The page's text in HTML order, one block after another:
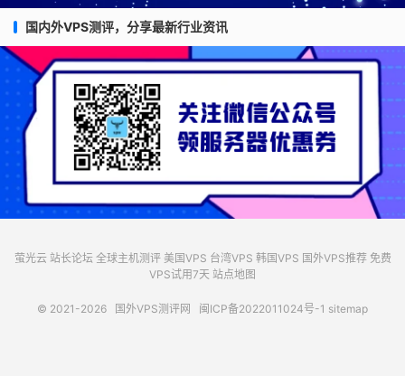
国内外VPS测评，分享最新行业资讯
萤光云 站长论坛 全球主机测评 美国VPS 台湾VPS 韩国VPS 国外VPS推荐 免费
VPS试用7天 站点地图
© 2021-2026 国外VPS测评网 闽ICP备2022011024号-1 sitemap